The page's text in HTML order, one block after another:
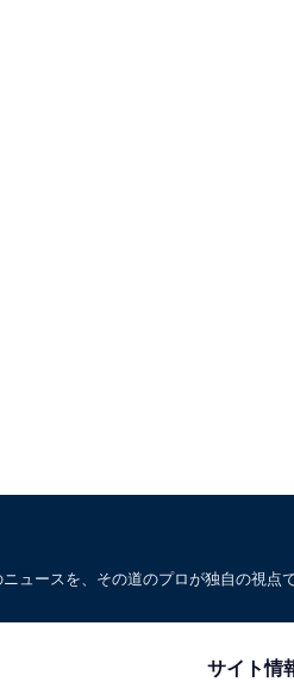
ュースを、その道のプロが独自の視点
サイト情